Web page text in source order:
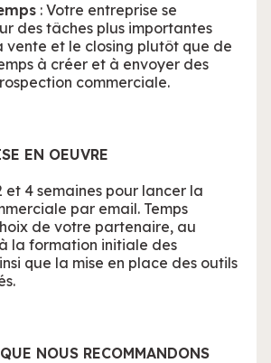
: Votre entreprise se
des tâches plus importantes
vente et le closing plutôt que de
à créer et à envoyer des
commerciale.
EN OEUVRE
et 4 semaines pour lancer la
par email. Temps
de votre partenaire, au
la formation initiale des
que la mise en place des outils
NOUS RECOMMANDONS